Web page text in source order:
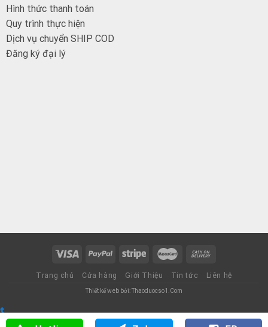
Hình thức thanh toán
Quy trình thực hiện
Dịch vụ chuyển SHIP COD
Đăng ký đại lý
Trang chủ Cửa hàng Giới Thiệu Tin tức Liên hệ
Thiết kế web bởi: Thaoduocso1.Com